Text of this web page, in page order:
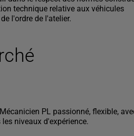
technique relative aux véhicules
l'ordre de l'atelier.
PL passionné, flexible,
niveaux d'expérience.